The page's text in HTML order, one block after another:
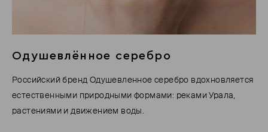
Одушевлённое серебро
Российский бренд Одушевленное серебро вдохновляется
естественными природными формами: реками Урала,
растениями и движением воды.